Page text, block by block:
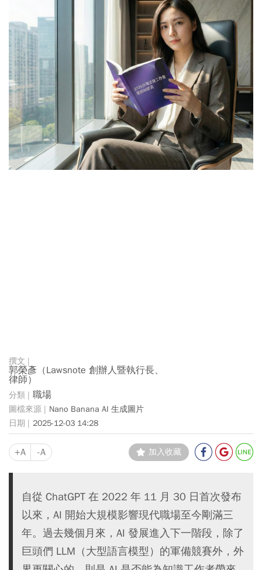
郭榮彥（Lawsnote 創辦人暨執行長、
律師）
職場
Nano Banana AI 生成圖片
2025-12-03 14:28
+A -A 加入收藏
自從 ChatGPT 在 2022 年 11 月 30 日首次發布
以來，AI 開始大規模影響現代職場至今剛滿三
年。過去幾個月來，AI 發展進入下一階段，除了
巨頭們 LLM（大型語言模型）的軍備競賽外，外